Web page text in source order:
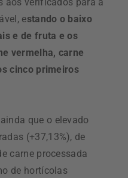
estando o baixo
e de fruta e os
vermelha, carne
cinco primeiros
que o elevado
(+37,13%), de
carne processada
de hortícolas